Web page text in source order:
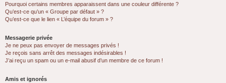
Pourquoi certains membres apparaissent dans une couleur différente ?
Qu’est-ce qu’un « Groupe par défaut » ?
Qu’est-ce que le lien « L’équipe du forum » ?
Messagerie privée
Je ne peux pas envoyer de messages privés !
Je reçois sans arrêt des messages indésirables !
J’ai reçu un spam ou un e-mail abusif d’un membre de ce forum !
Amis et ignorés